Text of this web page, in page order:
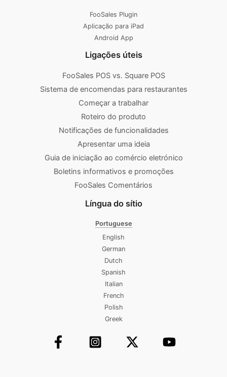
FooSales Plugin
Aplicação para iPad
Android App
Ligações úteis
FooSales POS vs. Square POS
Sistema de encomendas para restaurantes
Começar a trabalhar
Roteiro do produto
Notificações de funcionalidades
Apresentar uma ideia
Guia de iniciação ao comércio eletrónico
Boletins informativos e promoções
FooSales Comentários
Língua do sítio
Portuguese
English
German
Dutch
Spanish
Italian
French
Polish
Greek